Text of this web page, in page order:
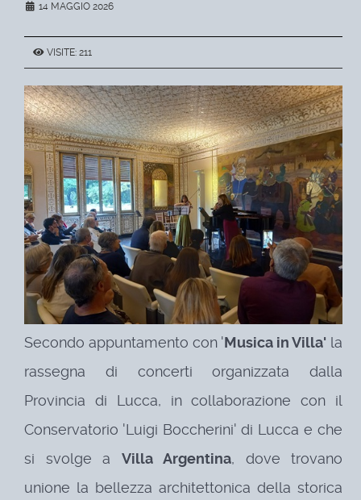
14 MAGGIO 2026
VISITE: 211
Secondo appuntamento con 'Musica in Villa' la
rassegna di concerti organizzata dalla
Provincia di Lucca, in collaborazione con il
Conservatorio 'Luigi Boccherini' di Lucca e che
si svolge aVilla Argentina, dove trovano
unione la bellezza architettonica della storica